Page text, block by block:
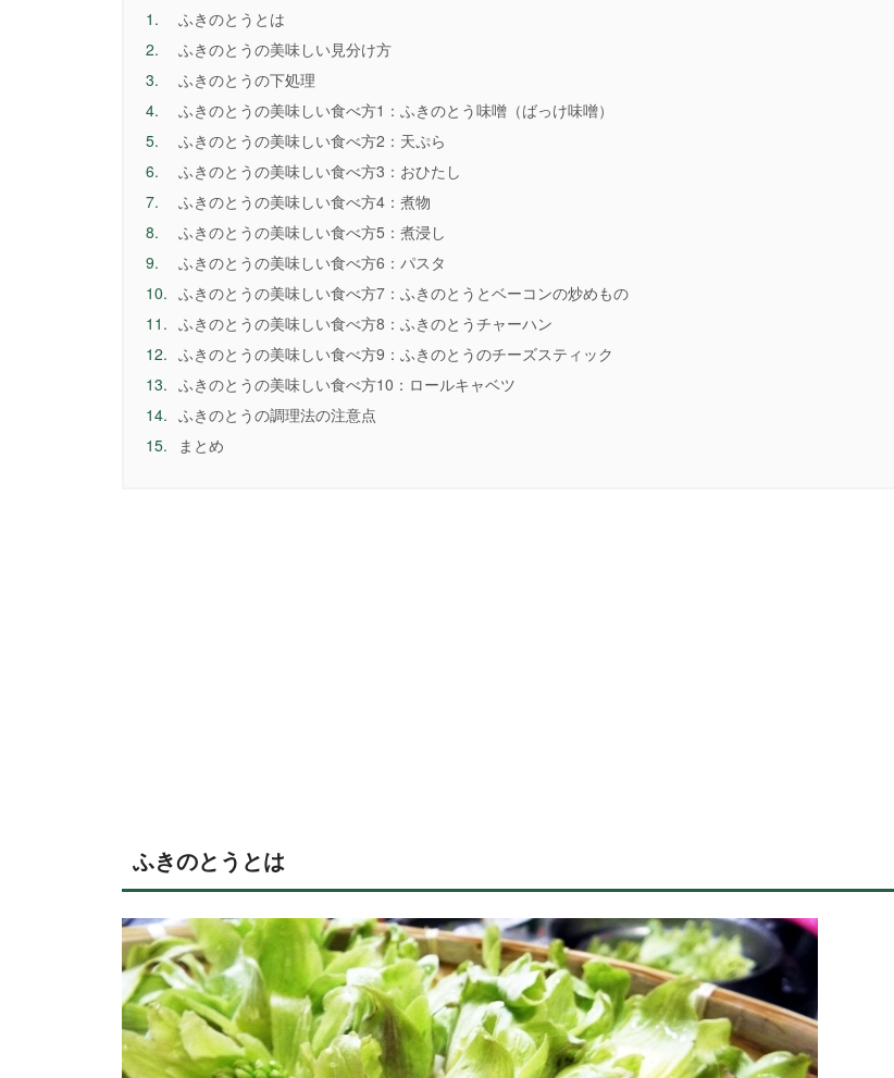
1.
ふきのとうとは
2.
ふきのとうの美味しい見分け方
3.
ふきのとうの下処理
4.
ふきのとうの美味しい食べ方1：ふきのとう味噌（ばっけ味噌）
5.
ふきのとうの美味しい食べ方2：天ぷら
6.
ふきのとうの美味しい食べ方3：おひたし
7.
ふきのとうの美味しい食べ方4：煮物
8.
ふきのとうの美味しい食べ方5：煮浸し
9.
ふきのとうの美味しい食べ方6：パスタ
10. ふきのとうの美味しい食べ方7：ふきのとうとベーコンの炒めもの
11. ふきのとうの美味しい食べ方8：ふきのとうチャーハン
12. ふきのとうの美味しい食べ方9：ふきのとうのチーズスティック
13. ふきのとうの美味しい食べ方10：ロールキャベツ
14. ふきのとうの調理法の注意点
15.
まとめ
ふきのとうとは